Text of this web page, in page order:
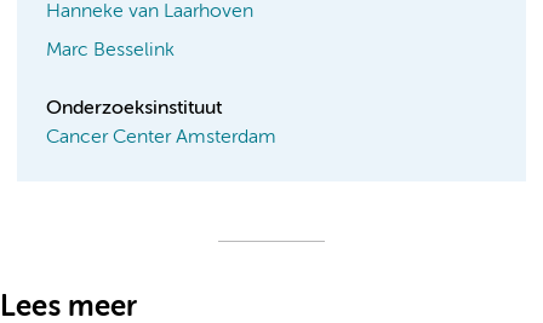
Hanneke van Laarhoven
Marc Besselink
Onderzoeksinstituut
Cancer Center Amsterdam
Lees meer